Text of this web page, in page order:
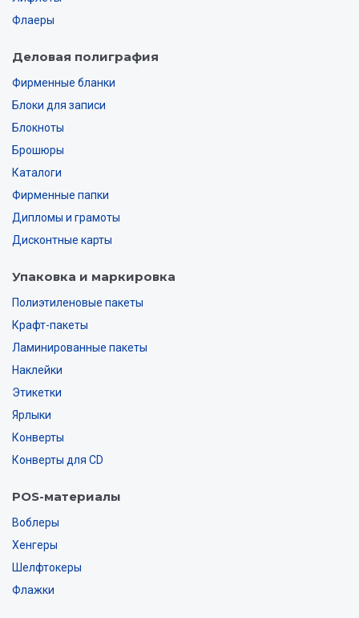
Флаеры
Деловая полиграфия
Фирменные бланки
Блоки для записи
Блокноты
Брошюры
Каталоги
Фирменные папки
Дипломы и грамоты
Дисконтные карты
Упаковка и маркировка
Полиэтиленовые пакеты
Крафт-пакеты
Ламинированные пакеты
Наклейки
Этикетки
Ярлыки
Конверты
Конверты для CD
POS-материалы
Воблеры
Хенгеры
Шелфтокеры
Флажки